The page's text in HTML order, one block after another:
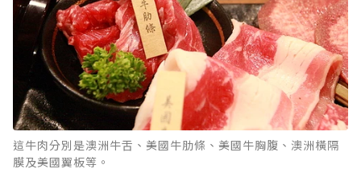
這牛肉分別是澳洲牛舌、美國牛肋條、美國牛胸腹、澳洲橫隔
膜及美國翼板等。